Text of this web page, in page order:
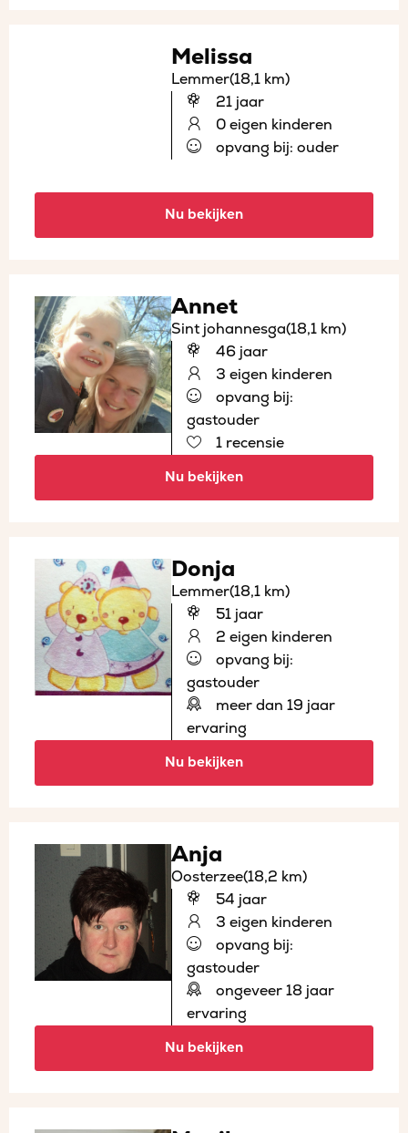
Melissa
Lemmer(18,1 km)
21 jaar
0 eigen kinderen
opvang bij: ouder
Nu bekijken
Annet
Sint johannesga(18,1 km)
46 jaar
3 eigen kinderen
opvang bij:
gastouder
1 recensie
Nu bekijken
Donja
Lemmer(18,1 km)
51 jaar
2 eigen kinderen
opvang bij:
gastouder
meer dan 19 jaar
ervaring
Nu bekijken
Anja
Oosterzee(18,2 km)
54 jaar
3 eigen kinderen
opvang bij:
gastouder
ongeveer 18 jaar
ervaring
Nu bekijken